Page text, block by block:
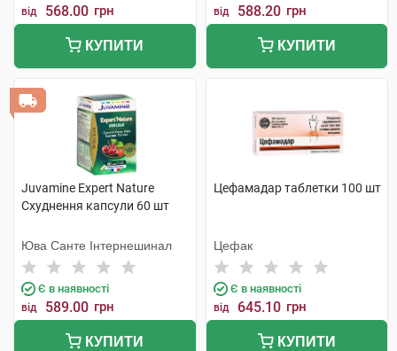
від 568.00 грн
КУПИТИ
від 588.20 грн
КУПИТИ
Juvamine Expert Nature
Схуднення капсули 60 шт
Юва Санте Інтернешинал
Є в наявності
від 589.00 грн
КУПИТИ
Цефамадар таблетки 100 шт
Цефак
Є в наявності
від 645.10 грн
КУПИТИ